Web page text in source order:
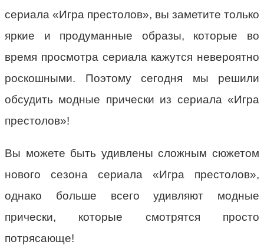
сериала «Игра престолов», вы заметите только
яркие и продуманные образы, которые во
время просмотра сериала кажутся невероятно
роскошными. Поэтому сегодня мы решили
обсудить модные прически из сериала «Игра
престолов»!
Вы можете быть удивлены сложным сюжетом
нового сезона сериала «Игра престолов»,
однако больше всего удивляют модные
прически, которые смотрятся просто
потрясающе!